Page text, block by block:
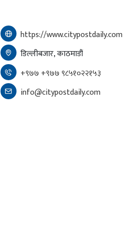
https://www.citypostdaily.com
डिल्लीबजार, काठमाडौं
+९७७ +९७७ ९८५१०२२१५३
info@citypostdaily.com